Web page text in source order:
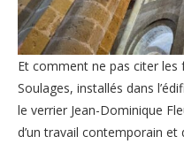
Et comment ne pas citer les
Soulages, installés dans
le verrier Jean-Dominique
d’un travail contemporain et